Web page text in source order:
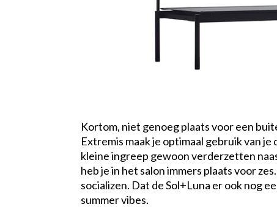
Kortom, niet genoeg plaats voor een
Extremis maak je optimaal gebruik van
kleine ingreep gewoon verderzetten
heb je in het salon immers plaats voor
socializen. Dat de Sol+Luna er ook nog
summer vibes.